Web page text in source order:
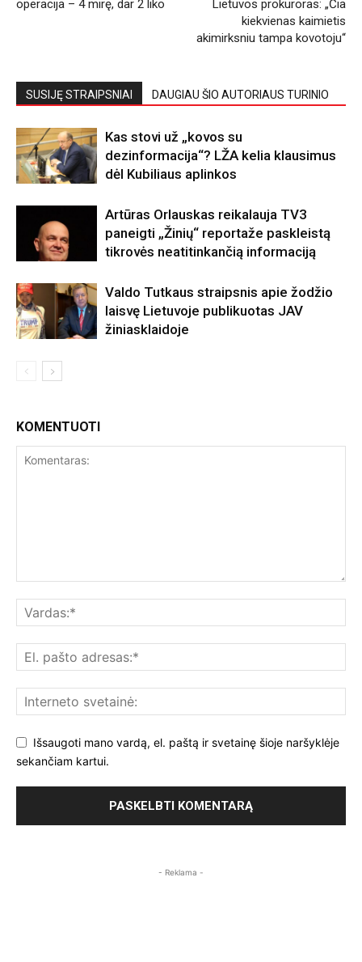
operacija – 4 mirę, dar 2 liko
Lietuvos prokuroras: „Čia
kiekvienas kaimietis
akimirksniu tampa kovotoju“
SUSIJĘ STRAIPSNIAI DAUGIAU ŠIO AUTORIAUS TURINIO
Kas stovi už „kovos su
dezinformacija“? LŽA kelia klausimus
dėl Kubiliaus aplinkos
Artūras Orlauskas reikalauja TV3
paneigti „Žinių“ reportaže paskleistą
tikrovės neatitinkančią informaciją
Valdo Tutkaus straipsnis apie žodžio
laisvę Lietuvoje publikuotas JAV
žiniasklaidoje
KOMENTUOTI
Išsaugoti mano vardą, el. paštą ir svetainę šioje naršyklėje
sekančiam kartui.
- Reklama -